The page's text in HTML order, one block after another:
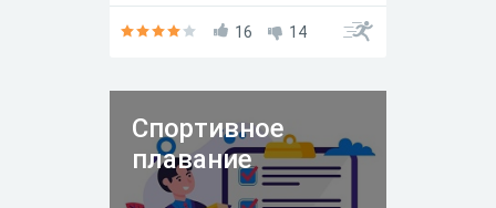
16 14
Спортивное
плавание